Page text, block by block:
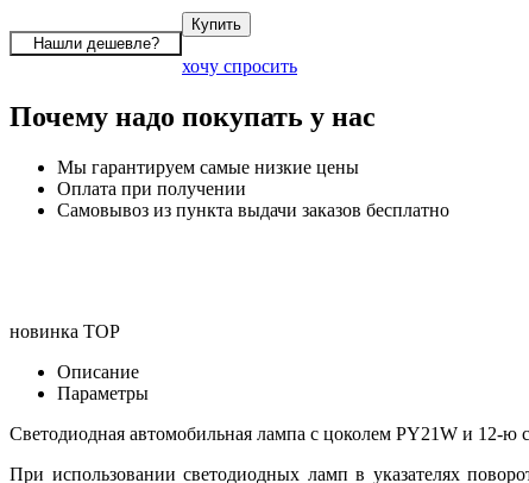
хочу спросить
Почему надо покупать у нас
Мы гарантируем самые низкие цены
Оплата при получении
Самовывоз из пункта выдачи заказов бесплатно
новинка TOP
Описание
Параметры
Светодиодная автомобильная лампа с цоколем PY21W и 12-
При использовании светодиодных ламп в указателях